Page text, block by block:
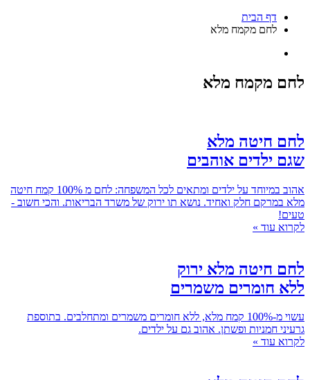
דף הבית
לחם מקמח מלא
לחם מקמח מלא
לחם חיטה מלא
שגם ילדים אוהבים
אהוב במיוחד על ילדים ומתאים לכל המשפחה: לחם מ 100% קמח חיטה
מלא במרקם חלק ואחיד. נושא תו ירוק של משרד הבריאות. והכי חשוב -
טעים!
לקרוא עוד »
לחם חיטה מלא ירוק
ללא חומרים משמרים
עשוי מ-100% קמח מלא, ללא חומרים משמרים ומתחלבים. בתוספת
גרעיני חמניות ופשתן. אהוב גם על ילדים.
לקרוא עוד »